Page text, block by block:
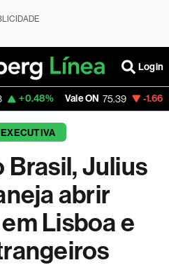
Login
Vale ON 75.39 -1.66% Itaú PN
Brasil, Julius
abrir
Lisboa e